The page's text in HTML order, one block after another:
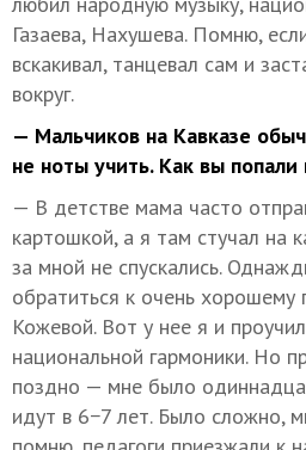
Газаева, Нахушева. Помню,
вскакивал, танцевал сам и
вокруг.
— Мальчиков на Кавказе
не ноты учить. Как вы попали
— В детстве мама часто
картошкой, а я там стучал на
за мной не спускались.
обратиться к очень
Кожевой. Вот у нее я и
национальной гармоники. Но
поздно — мне было
идут в 6−7 лет. Было сложно,